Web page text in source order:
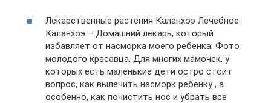
Лекарственные растения Каланхоэ Лечебное
Каланхоэ – Домашний лекарь, который
избавляет от насморка моего ребенка. Фото
молодого красавца. Для многих мамочек, у
которых есть маленькие дети остро стоит
вопрос, как вылечить насморк ребенку , а
особенно, как почистить нос и убрать все